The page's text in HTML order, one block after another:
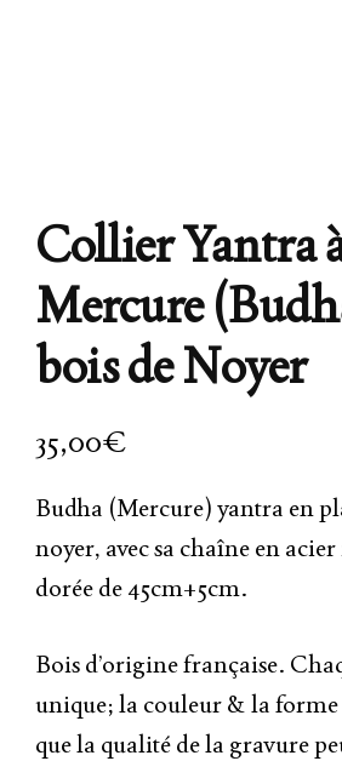
Collier Yantra
Mercure
bois de Noyer
35,00€
Budha (Mercure) yantra en
noyer, avec sa chaîne en
dorée de 45cm+5cm.
Bois d’origine française.
unique; la couleur & la
que la qualité de la gravure